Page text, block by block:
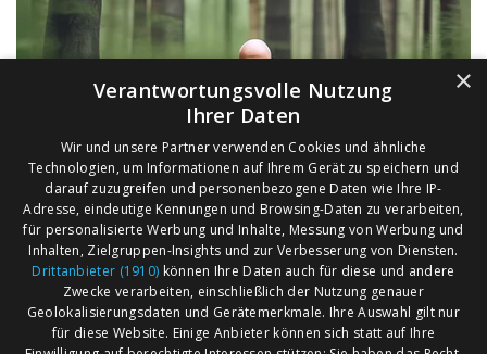
×
Verantwortungsvolle Nutzung
Ihrer Daten
Wir und unsere Partner verwenden Cookies und ähnliche
Technologien, um Informationen auf Ihrem Gerät zu speichern und
darauf zuzugreifen und personenbezogene Daten wie Ihre IP-
Adresse, eindeutige Kennungen und Browsing-Daten zu verarbeiten,
für personalisierte Werbung und Inhalte, Messung von Werbung und
Inhalten, Zielgruppen-Insights und zur Verbesserung von Diensten.
Drittanbieter (1910) können Ihre Daten auch für diese und andere
Zwecke verarbeiten, einschließlich der Nutzung genauer
Geolokalisierungsdaten und Gerätemerkmale. Ihre Auswahl gilt nur
für diese Website. Einige Anbieter können sich statt auf Ihre